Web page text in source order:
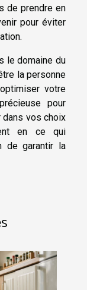
de prendre en
pour éviter
le domaine du
la personne
votre
pour
vos choix
en ce qui
de garantir la